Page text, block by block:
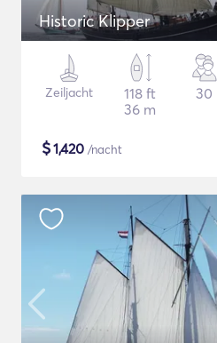
Historic Klipper
Zeiljacht
118 ft
36 m
30
$1,420 /nacht